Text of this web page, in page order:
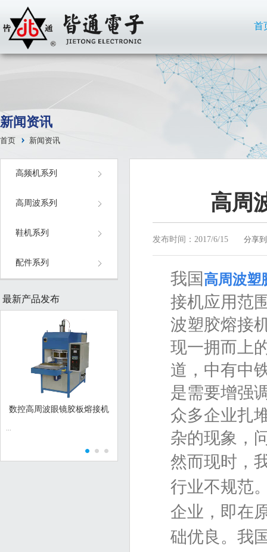
首
新闻资讯
首页 新闻资讯
高频机系列
高周波系列
鞋机系列
配件系列
最新产品发布
数控高周波眼镜胶板熔接机
...
亚克力快速加热机
广泛应用于电
具、音像制品
塑料制品的熔
及金属件与塑
工艺。它淘汰
胶粘工艺。...
高周
发布时间：2017/6/15 分享
我国 高周波塑
接机应用范
波塑胶熔接
现一拥而上
道，中有中
是需要增强
众多企业扎
杂的现象，
然而现时，
行业不规范
企业，即在
础优良。我